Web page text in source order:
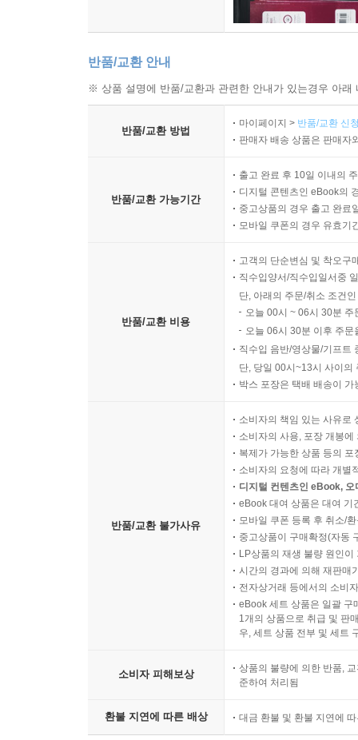
반품/교환 안내
※ 상품 설명에 반품/교환과 관련한 안내가 있는경우 아
반품/교환 방법
마이페이지 > 반품/교환 신
판매자 배송 상품은 판매자
반품/교환 가능기간
출고 완료 후 10일 이내의
디지털 콘텐츠인 eBook의
중고상품의 경우 출고 완료
모바일 쿠폰의 경우 유효기
반품/교환 비용
고객의 단순변심 및 착오구
직수입양서/직수입일서중
단, 아래의 주문/취소 조건
오늘 00시 ~ 06시 30분
오늘 06시 30분 이후 주
직수입 음반/영상물/기프트
단, 당일 00시~13시 사이의
박스 포장은 택배 배송이
반품/교환 불가사유
소비자의 책임 있는 사유로
소비자의 사용, 포장 개봉
복제가 가능한 상품 등의
소비자의 요청에 따라 개별
디지털 컨텐츠인 eBook,
eBook 대여 상품은 대여 기
모바일 쿠폰 등록 후 취소/
중고상품이 구매확정(자동
LP상품의 재생 불량 원인
시간의 경과에 의해 재판매
전자상거래 등에서의 소비
eBook 세트 상품은 일괄 구
1개의 상품으로 취급 및 판
우, 세트 상품 전부 및 세트
소비자 피해보상
상품의 불량에 의한 반품,
준하여 처리됨
환불 지연에 따른 배상 대금 환불 및 환불 지연에